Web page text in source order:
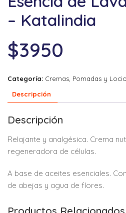
– Katalindia
$3950
Categoría: Cremas, Pomadas y
Descripción
Descripción
Relajante y analgésica. Crema
regeneradora de células.
A base de aceites esenciales.
de abejas y agua de flores.